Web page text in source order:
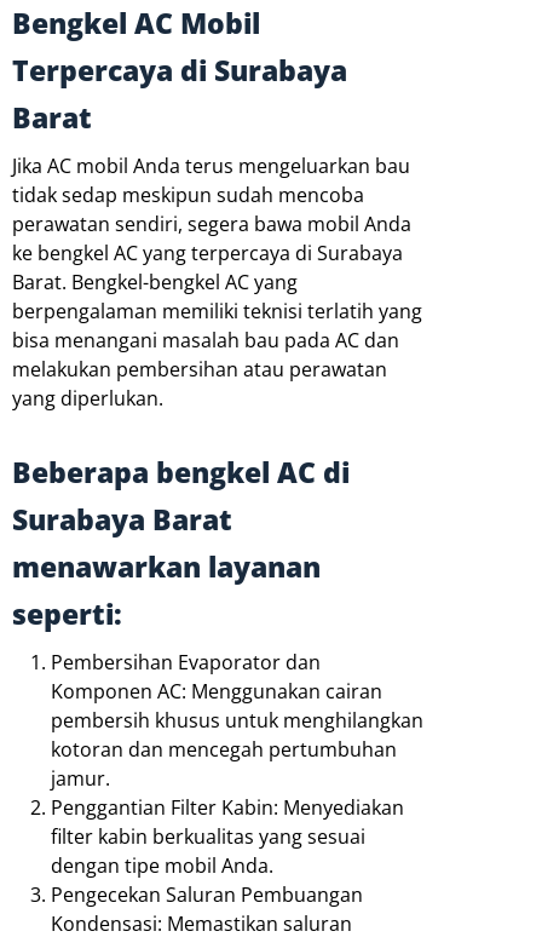
Bengkel AC Mobil
Terpercaya di Surabaya
Barat
Jika AC mobil Anda terus mengeluarkan bau
tidak sedap meskipun sudah mencoba
perawatan sendiri, segera bawa mobil Anda
ke bengkel AC yang terpercaya di Surabaya
Barat. Bengkel-bengkel AC yang
berpengalaman memiliki teknisi terlatih yang
bisa menangani masalah bau pada AC dan
melakukan pembersihan atau perawatan
yang diperlukan.
Beberapa bengkel AC di
Surabaya Barat
menawarkan layanan
seperti:
Pembersihan Evaporator dan
Komponen AC: Menggunakan cairan
pembersih khusus untuk menghilangkan
kotoran dan mencegah pertumbuhan
jamur.
Penggantian Filter Kabin: Menyediakan
filter kabin berkualitas yang sesuai
dengan tipe mobil Anda.
Pengecekan Saluran Pembuangan
Kondensasi: Memastikan saluran